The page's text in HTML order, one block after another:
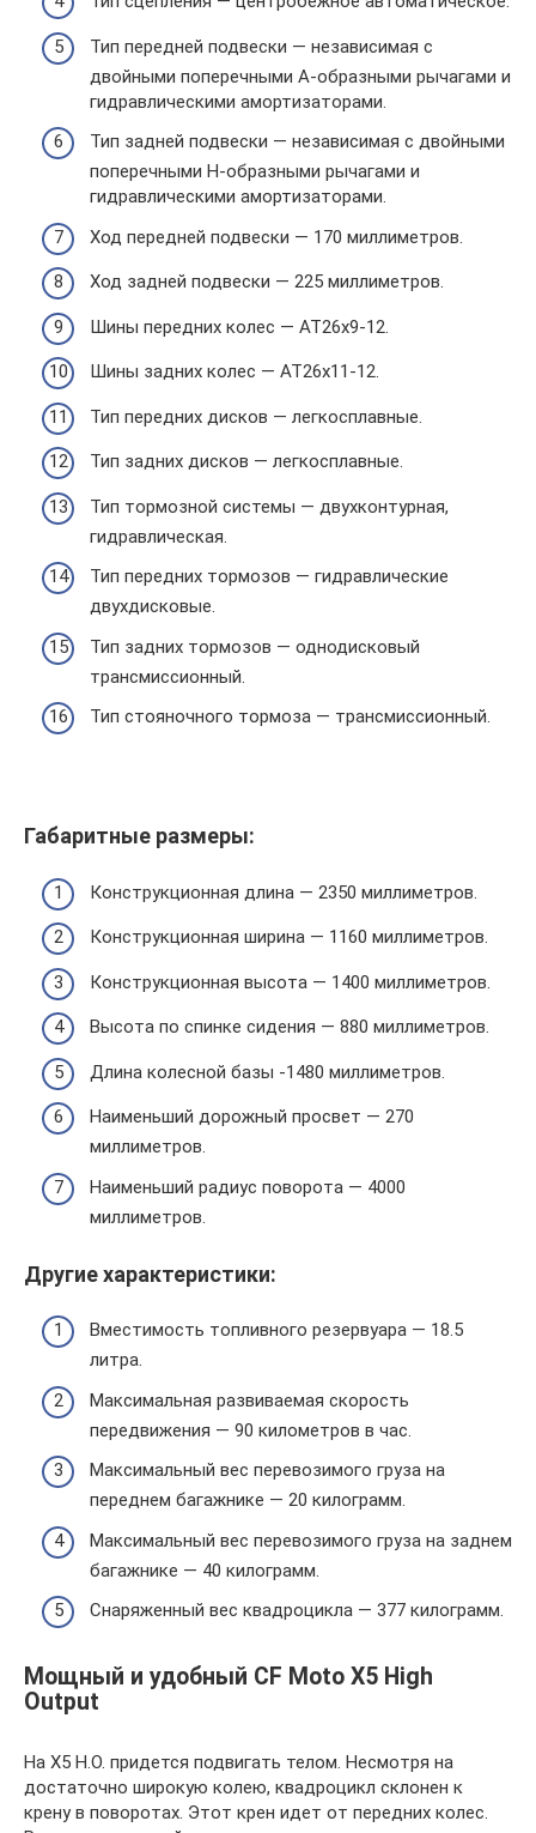
Тип передней подвески — независимая с
двойными поперечными A-образными рычагами и
гидравлическими амортизаторами.
Тип задней подвески — независимая с двойными
поперечными H-образными рычагами и
гидравлическими амортизаторами.
Ход передней подвески — 170 миллиметров.
Ход задней подвески — 225 миллиметров.
Шины передних колес — AT26x9-12.
Шины задних колес — AT26x11-12.
Тип передних дисков — легкосплавные.
Тип задних дисков — легкосплавные.
Тип тормозной системы — двухконтурная,
гидравлическая.
Тип передних тормозов — гидравлические
двухдисковые.
Тип задних тормозов — однодисковый
трансмиссионный.
Тип стояночного тормоза — трансмиссионный.
Габаритные размеры:
Конструкционная длина — 2350 миллиметров.
Конструкционная ширина — 1160 миллиметров.
Конструкционная высота — 1400 миллиметров.
Высота по спинке сидения — 880 миллиметров.
Длина колесной базы -1480 миллиметров.
Наименьший дорожный просвет — 270
миллиметров.
Наименьший радиус поворота — 4000
миллиметров.
Другие характеристики:
Вместимость топливного резервуара — 18.5
литра.
Максимальная развиваемая скорость
передвижения — 90 километров в час.
Максимальный вес перевозимого груза на
переднем багажнике — 20 килограмм.
Максимальный вес перевозимого груза на заднем
багажнике — 40 килограмм.
Снаряженный вес квадроцикла — 377 килограмм.
Мощный и удобный CF Moto X5 High
Output
На Х5 Н.О. придется подвигать телом. Несмотря на
достаточно широкую колею, квадроцикл склонен к
крену в поворотах. Этот крен идет от передних колес.